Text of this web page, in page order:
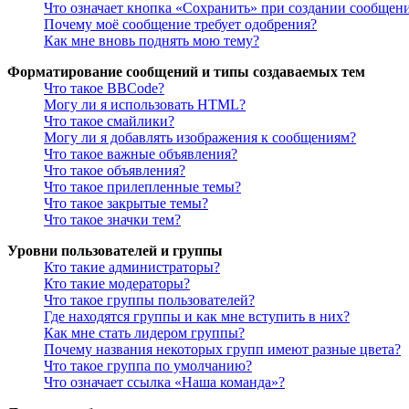
Что означает кнопка «Сохранить» при создании
Почему моё сообщение требует одобрения?
Как мне вновь поднять мою тему?
Форматирование сообщений и типы создаваемых тем
Что такое BBCode?
Могу ли я использовать HTML?
Что такое смайлики?
Могу ли я добавлять изображения к сообщениям?
Что такое важные объявления?
Что такое объявления?
Что такое прилепленные темы?
Что такое закрытые темы?
Что такое значки тем?
Уровни пользователей и группы
Кто такие администраторы?
Кто такие модераторы?
Что такое группы пользователей?
Где находятся группы и как мне вступить в них?
Как мне стать лидером группы?
Почему названия некоторых групп имеют разные цвета?
Что такое группа по умолчанию?
Что означает ссылка «Наша команда»?